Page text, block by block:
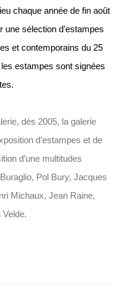
chaque année de fin août
une sélection d'estampes
et contemporains du 25
estampes sont signées
dès 2005, la galerie
d’estampes et de
d’une multitudes
Pol Bury, Jacques
Michaux, Jean Raine,
Velde.